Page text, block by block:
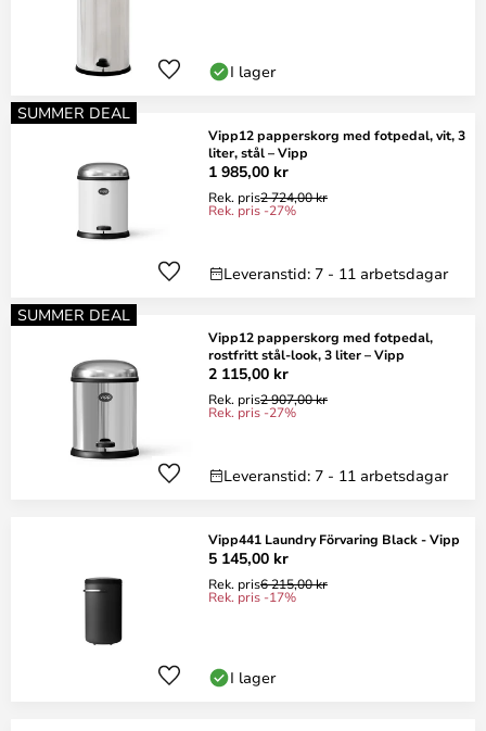
I lager
SUMMER DEAL
Vipp12 papperskorg med fotpedal, vit, 3
liter, stål – Vipp
1 985,00 kr
Rek. pris2 724,00 kr
Rek. pris -27%
Leveranstid: 7 - 11 arbetsdagar
SUMMER DEAL
Vipp12 papperskorg med fotpedal,
rostfritt stål-look, 3 liter – Vipp
2 115,00 kr
Rek. pris2 907,00 kr
Rek. pris -27%
Leveranstid: 7 - 11 arbetsdagar
Vipp441 Laundry Förvaring Black - Vipp
5 145,00 kr
Rek. pris6 215,00 kr
Rek. pris -17%
I lager